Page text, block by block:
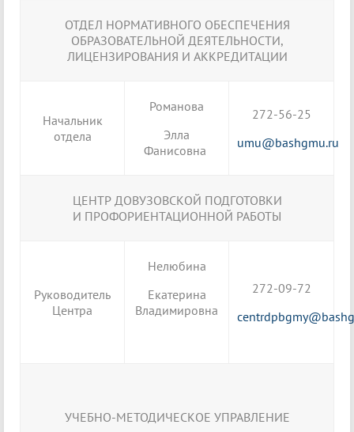
ОТДЕЛ НОРМАТИВНОГО ОБЕСПЕЧЕНИЯ
ОБРАЗОВАТЕЛЬНОЙ ДЕЯТЕЛЬНОСТИ,
ЛИЦЕНЗИРОВАНИЯ И АККРЕДИТАЦИИ
Начальник
отдела
Романова
Элла
Фанисовна
272-56-25
umu@bashgmu.ru
ЦЕНТР ДОВУЗОВСКОЙ ПОДГОТОВКИ
И ПРОФОРИЕНТАЦИОННОЙ РАБОТЫ
Руководитель
Центра
Нелюбина
Екатерина
Владимировна
272-09-72
УЧЕБНО-МЕТОДИЧЕСКОЕ УПРАВЛЕНИЕ